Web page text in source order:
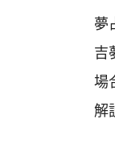
夢
吉
場
解